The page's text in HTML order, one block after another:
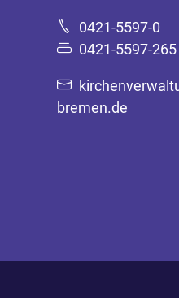
0421-5597-0
0421-5597-265
bremen.de